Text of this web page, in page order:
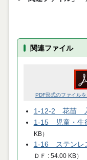
関連ファイル
PDF形式のファイル
1-12-2 花苗
1-15 児童・生
KB）
1-16 ステンレ
ＤＦ
54.00 KB）